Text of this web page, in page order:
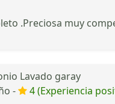
.Preciosa muy
Lavado garay
-
4 (Experiencia